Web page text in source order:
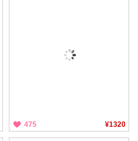
475 ¥1320